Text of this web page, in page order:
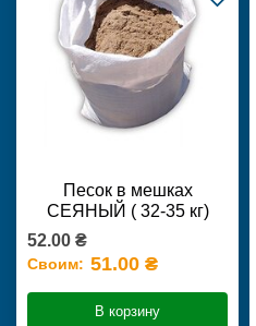
Песок в мешках
СЕЯНЫЙ ( 32-35 кг)
52.00 ₴
Своим: 51.00 ₴
В корзину